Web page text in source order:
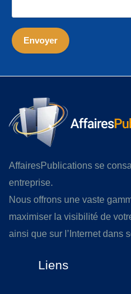
AffairesPublications se
entreprise.
Nous offrons une vaste
maximiser la visibilité de
ainsi que sur l’Internet dans
Liens